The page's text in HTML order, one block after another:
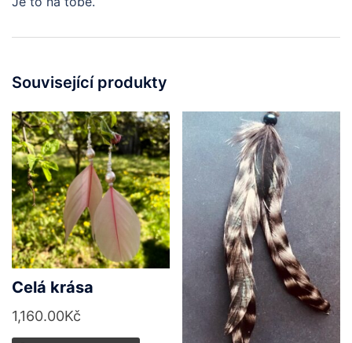
Související produkty
Celá krása
1,160.00Kč